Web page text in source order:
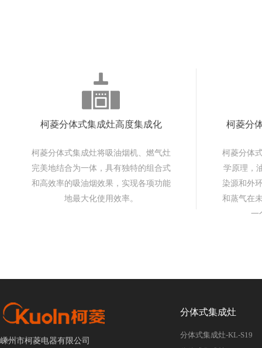
柯菱分体式集成灶高度集成化
柯菱分体式集成灶将吸油烟机、燃气灶
完美地结合为一体，具有独特的组合式
和高效率的吸油烟效果，实现各项功能
地最大化使用效率。
柯菱分
柯菱分体
学原理，
染源和外
和蒸气在
一
嵊州市柯菱电器有限公司
分体式集成灶
分体式集成灶-KL-S19